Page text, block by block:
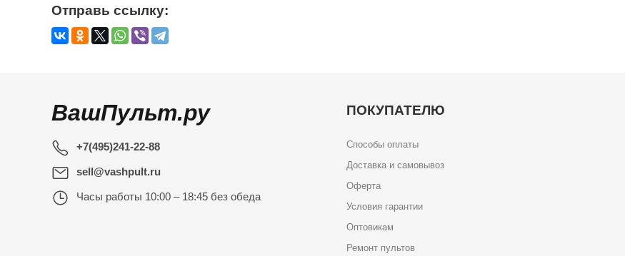
Отправь ссылку:
ВашПульт.ру
+7(495)241-22-88
sell@vashpult.ru
Часы работы 10:00 – 18:45 без обеда
ПОКУПАТЕЛЮ
Способы оплаты
Доставка и самовывоз
Оферта
Условия гарантии
Оптовикам
Ремонт пультов